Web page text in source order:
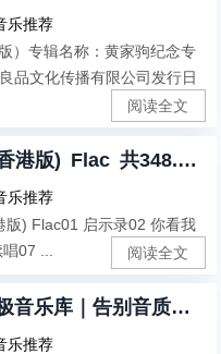
乐推荐
）专辑名称：黄家驹纪念专
品文化传播有限公司发行日
阅读全文
谢霆锋 - 2002年专辑 - Me(香港版) Flac 共348.74MB
乐推荐
) Flac01 启示录02 你看我
07 ...
阅读全文
[典藏级无损]5258首FLAC终极音乐库｜告别音质焦虑·音乐银行 522G无损曲库开仓放粮
乐推荐